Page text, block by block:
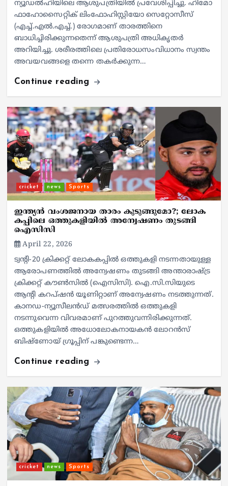
ന്യൂഡല്‍ഹിയിലെ ആശുപത്രിയില്‍ പ്രവേശിപ്പിച്ചു. ഹിമോ
ഫാഹോസൈറ്റിക് ലിംഫോഹിസ്റ്റിയോ സെറ്റോസീസ്
(എച്ച്.എല്‍.എച്ച്.) രോഗമാണ് താരത്തിനെ
ബാധിച്ചിരിക്കുന്നതെന്ന് ആശുപത്രി അധികൃതര്‍
അറിയിച്ചു. ശരീരത്തിലെ പ്രതിരോധസംവിധാനം സ്വന്തം
അവയവങ്ങളെ തന്നെ തകര്‍ക്കുന്ന…
Continue reading
cricket news Sports
ഇന്ത്യന്‍ വംശജനായ താരം കുടുങ്ങുമോ?; ലോക
കപ്പിലെ ഒത്തുകളിയില്‍ അന്വേഷണം തുടങ്ങി
ഐസിസി
April 22, 2026
ട്വന്റി-20 ക്രിക്കറ്റ് ലോകകപ്പില്‍ ഒത്തുകളി നടന്നതായുള്ള
ആരോപണത്തില്‍ അന്വേഷണം തുടങ്ങി അന്താരാഷ്ട്ര
ക്രിക്കറ്റ് കൗണ്‍സില്‍ (ഐസിസി). ഐ.സി.സിയുടെ
ആന്റി കറപ്ഷന്‍ യൂണിറ്റാണ് അന്വേഷണം നടത്തുന്നത്.
കാനഡ-ന്യൂസീലന്‍ഡ് മത്സരത്തില്‍ ഒത്തുകളി
നടന്നുവെന്ന വിവരമാണ് പുറത്തുവന്നിരിക്കുന്നത്.
ഒത്തുകളിയില്‍ അധോലോകനായകന്‍ ലോറന്‍സ്
ബിഷ്‌ണോയ് ഗ്രൂപ്പിന് പങ്കുണ്ടെന്ന…
Continue reading
cricket news Sports